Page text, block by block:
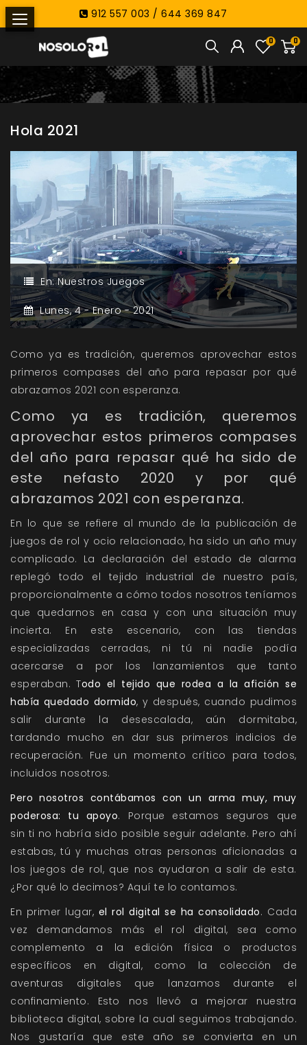
912 557 003 / 644 369 847
0
0
Hola 2021
En:Nuestros Juegos
Lunes,4 -Enero -2021
Como ya es tradición, queremos aprovechar estos
primeros compases del año para repasar por qué
abrazamos 2021 con esperanza.
Como ya es tradición, queremos
aprovechar estos primeros compases
del año para repasar qué ha sido de
este nefasto 2020 y por qué
abrazamos 2021 con esperanza.
En lo que se refiere al mundo de la publicación de
juegos de rol y ocio relacionado, ha sido un año muy
complicado. La declaración del estado de alarma
replegó todo el tejido industrial de nuestro país,
proporcionalmente a cómo todos nosotros teníamos
que quedarnos en casa y con una situación muy
incierta. En este escenario, con las tiendas
especializadas cerradas, ni tú ni nadie podía
acercarse a por los lanzamientos que tanto
esperaban.Todo el tejido que rodea a la afición se
había quedado dormido, y después, cuando pudimos
salir durante la desescalada, aún dormitaba,
tardando mucho en dar sus primeros indicios de
recuperación. Fue un momento crítico para todos,
incluidos nosotros.
Pero nosotros contábamos con un arma muy, muy
poderosa: tu apoyo. Porque estamos seguros que
sin ti no habría sido posible seguir adelante. Pero ahí
estabas, tú y muchas otras personas aficionadas a
los juegos de rol, que nos ayudaron a salir de esta.
¿Por qué lo decimos? Aquí te lo contamos.
En primer lugar, el rol digital se ha consolidado. Cada
vez demandamos más el rol digital, sea como
complemento a la edición física o productos
específicos en digital, como la colección de
aventuras digitales que lanzamos durante el
confinamiento. Esto nos llevó a mejorar nuestra
biblioteca digital, sobre la cual seguimos trabajando.
Nos gustaría que este año se convierta en un